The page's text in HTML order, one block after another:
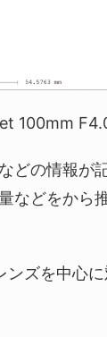
100mm
どの情報が
などをから
ンズを中心